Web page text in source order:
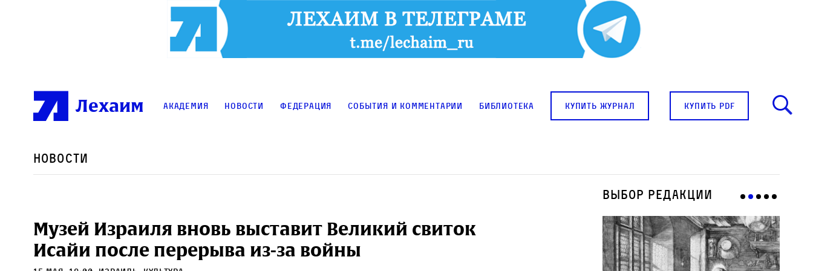
Лехаим Академия Новости Федерация События и комментарии Библиотека купить журнал купить pdf
Новости
Музей Израиля вновь выставит Великий свиток
Исайи после перерыва из-за войны
Выбор редакции